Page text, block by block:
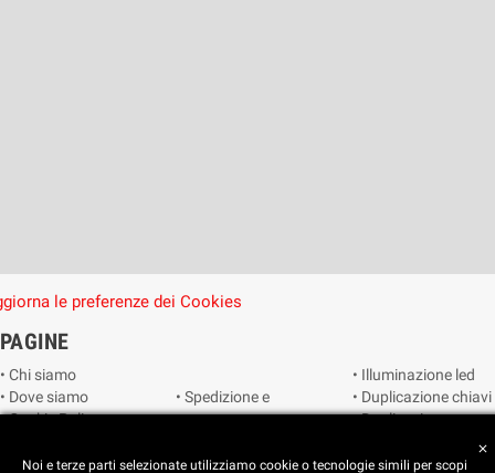
le preferenze dei Cookies
PAGINE
• Chi siamo
• Dove siamo
• Cookie Policy
• Reimposta le
• Spedizione e
consegna
vendita
• Illuminazione led
• Duplicazione chiavi
• Duplicazione
telecomandi
close
Noi e terze parti selezionate utilizziamo cookie o tecnologie simili per scopi